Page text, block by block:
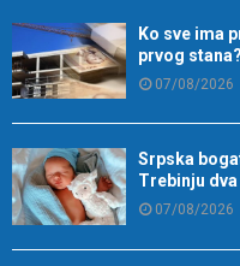
Ko sve ima
prvog stana?
07/08/2026
Srpska
Trebinju
07/08/2026